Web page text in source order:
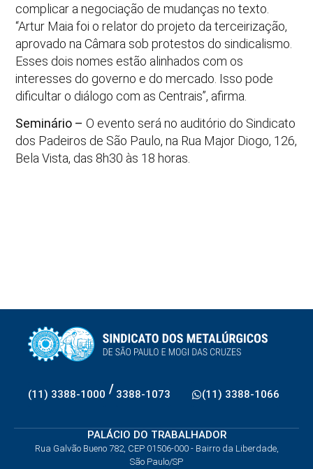
complicar a negociação de mudanças no texto.
“Artur Maia foi o relator do projeto da terceirização,
aprovado na Câmara sob protestos do sindicalismo.
Esses dois nomes estão alinhados com os
interesses do governo e do mercado. Isso pode
dificultar o diálogo com as Centrais”, afirma.
Seminário – O evento será no auditório do Sindicato
dos Padeiros de São Paulo, na Rua Major Diogo, 126,
Bela Vista, das 8h30 às 18 horas.
(11) 3388-1000 / 3388-1073 (11) 3388-1066
PALÁCIO DO TRABALHADOR
Rua Galvão Bueno 782, CEP 01506-000 - Bairro da Liberdade,
São Paulo/SP